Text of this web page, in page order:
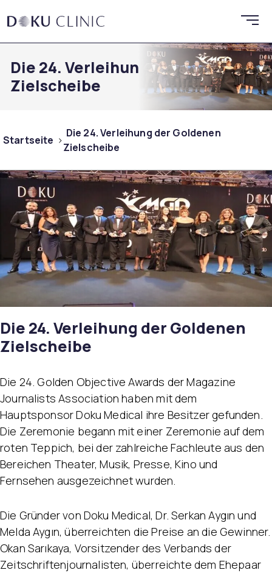
Die 24. Verleihung der Goldenen
Zielscheibe
Startseite
Die 24. Verleihung der Goldenen
Zielscheibe
Die 24. Verleihung der Goldenen
Zielscheibe
Die 24. Golden Objective Awards der Magazine
Journalists Association haben mit dem
Hauptsponsor Doku Medical ihre Besitzer gefunden.
Die Zeremonie begann mit einer Zeremonie auf dem
roten Teppich, bei der zahlreiche Fachleute aus den
Bereichen Theater, Musik, Presse, Kino und
Fernsehen ausgezeichnet wurden.
Die Gründer von Doku Medical, Dr. Serkan Aygın und
Melda Aygın, überreichten die Preise an die Gewinner.
Okan Sarıkaya, Vorsitzender des Verbands der
Zeitschriftenjournalisten, überreichte dem Ehepaar